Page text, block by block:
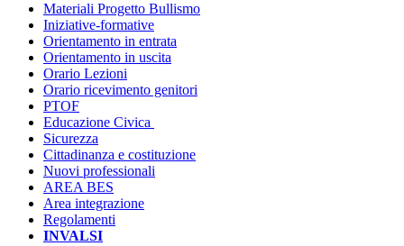
Materiali Progetto Bullismo
Iniziative-formative
Orientamento in entrata
Orientamento in uscita
Orario Lezioni
Orario ricevimento genitori
PTOF
Educazione Civica
Sicurezza
Cittadinanza e costituzione
Nuovi professionali
AREA BES
Area integrazione
Regolamenti
INVALSI